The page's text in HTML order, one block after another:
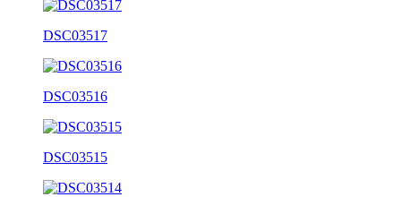
DSC03517
DSC03516
DSC03515